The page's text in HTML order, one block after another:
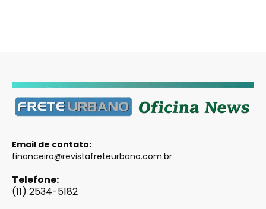
Email de contato:
financeiro@revistafreteurbano.com.br
Telefone:
(11) 2534-5182